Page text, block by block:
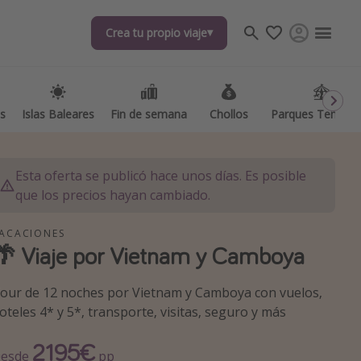
Crea tu propio viaje
Islas Baleares Fin de semana Chollos Parques
Crea tu propio viaje
Islas Baleares Fin de semana Chollos Parques
destinos
Esta oferta se publicó hace unos días. Es posible
que los precios hayan cambiado.
Viaje por Vietnam y Camboya
de 12 noches por Vietnam y Camboya con vuelos,
4* y 5*, transporte, visitas, seguro y más
2195€ pp